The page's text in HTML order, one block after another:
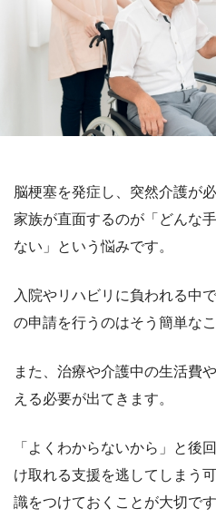
脳梗塞を発症し、突然介護が
家族が直面するのが「どんな
ない」という悩みです。
入院やリハビリに負われる中
の申請を行うのはそう簡単な
また、治療や介護中の生活費
える必要が出てきます。
「よくわからないから」と後
け取れる支援を逃してしまう
識をつけておくことが大切です